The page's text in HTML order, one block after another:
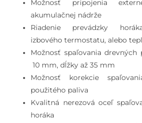
Možnosť pripojenia
akumulačnej nádrže
Riadenie prevádzky
izbového termostatu, alebo
Možnosť spaľovania
10 mm, dĺžky až 35 mm
Možnosť korekcie
použitého paliva
Kvalitná nerezová oceľ
horáka